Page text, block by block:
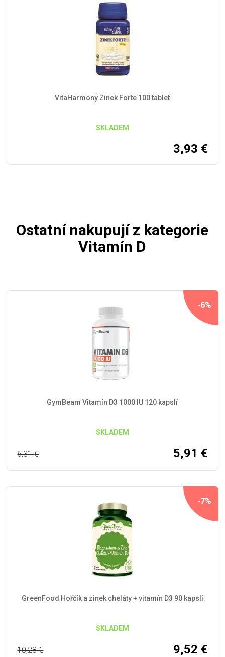
VitaHarmony Zinek Forte 100 tablet
SKLADEM
3,93 €
Ostatní nakupují z kategorie
Vitamín D
-6%
GymBeam Vitamín D3 1000 IU 120 kapslí
SKLADEM
6,31€ 5,91 €
-7%
GreenFood Hořčík a zinek cheláty + vitamín D3 90 kapslí
SKLADEM
10,28€ 9,52 €